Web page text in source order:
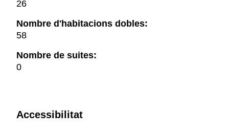
26
Nombre d'habitacions dobles:
58
Nombre de suites:
0
Accessibilitat